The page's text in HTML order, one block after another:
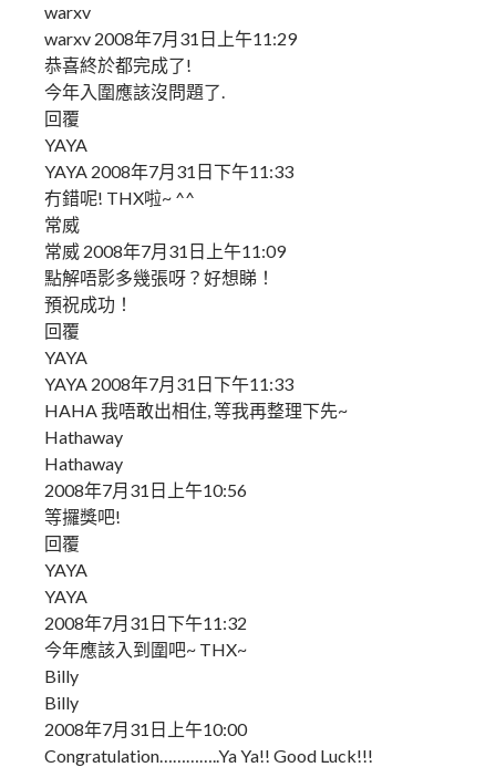
warxv
warxv 2008年7月31日上午11:29
恭喜終於都完成了!
今年入圍應該沒問題了.
回覆
YAYA
YAYA 2008年7月31日下午11:33
冇錯呢! THX啦~ ^^
常威
常威 2008年7月31日上午11:09
點解唔影多幾張呀？好想睇！
預祝成功！
回覆
YAYA
YAYA 2008年7月31日下午11:33
HAHA 我唔敢出相住, 等我再整理下先~
Hathaway
Hathaway
2008年7月31日上午10:56
等攞獎吧!
回覆
YAYA
YAYA
2008年7月31日下午11:32
今年應該入到圍吧~ THX~
Billy
Billy
2008年7月31日上午10:00
Congratulation…………..Ya Ya!! Good Luck!!!